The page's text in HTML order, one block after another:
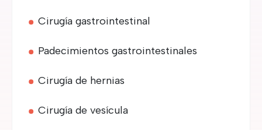
Cirugía gastrointestinal
Padecimientos gastrointestinales
Cirugía de hernias
Cirugía de vesícula